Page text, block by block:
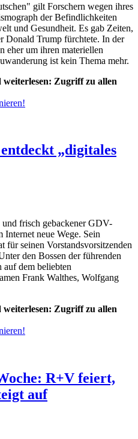
gilt Forschern wegen ihres
der Befindlichkeiten
und Gesundheit. Es gab Zeiten,
Donald Trump fürchtete. In der
eher um ihren materiellen
ist kein Thema mehr.
Zugriff zu allen
„digitales
frisch gebackener GDV-
Internet neue Wege. Sein
für seinen Vorstandsvorsitzenden
den Bossen der führenden
auf dem beliebten
Frank Walthes, Wolfgang
Zugriff zu allen
R+V feiert,
auf